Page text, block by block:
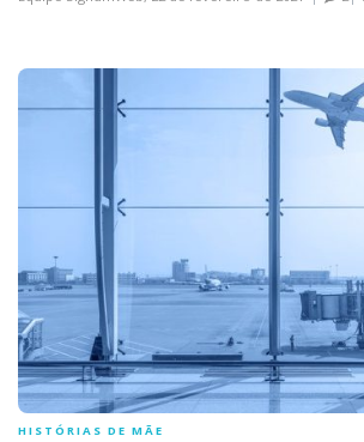
HISTÓRIAS DE MÃE